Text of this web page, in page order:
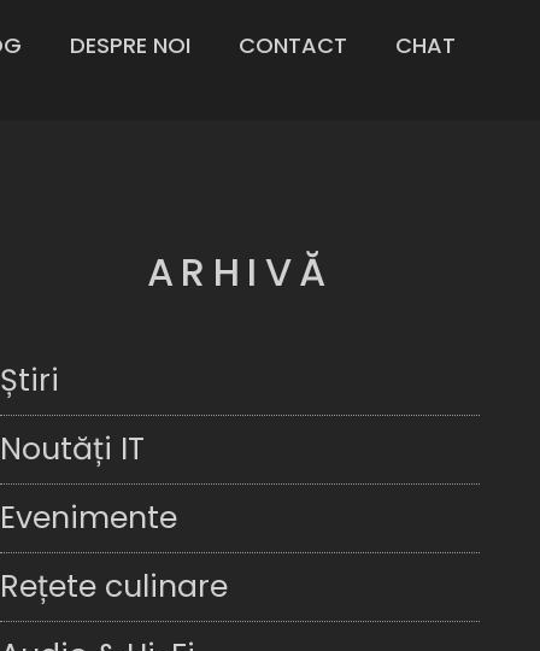
DESPRE NOI CONTACT CHAT
ARHIVĂ
Știri
Noutăți IT
Evenimente
Rețete culinare